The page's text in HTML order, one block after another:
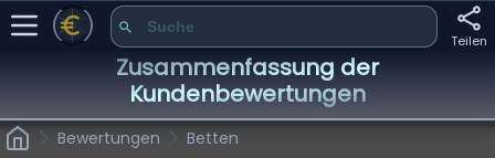
Teilen
Zusammenfassung der
Kundenbewertungen
Bewertungen Betten